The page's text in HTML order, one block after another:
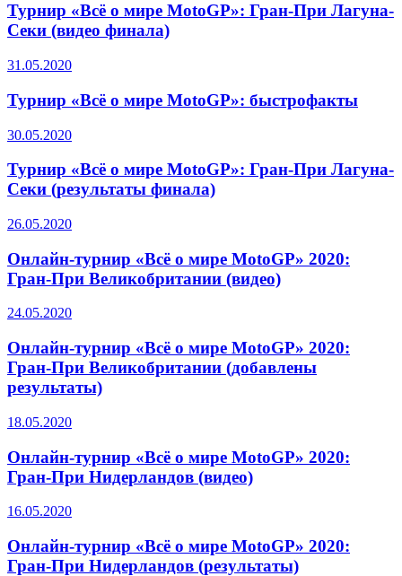
Турнир «Всё о мире MotoGP»: Гран-При Лагуна-
Секи (видео финала)
31.05.2020
Турнир «Всё о мире MotoGP»: быстрофакты
30.05.2020
Турнир «Всё о мире MotoGP»: Гран-При Лагуна-
Секи (результаты финала)
26.05.2020
Онлайн-турнир «Всё о мире MotoGP» 2020:
Гран-При Великобритании (видео)
24.05.2020
Онлайн-турнир «Всё о мире MotoGP» 2020:
Гран-При Великобритании (добавлены
результаты)
18.05.2020
Онлайн-турнир «Всё о мире MotoGP» 2020:
Гран-При Нидерландов (видео)
16.05.2020
Онлайн-турнир «Всё о мире MotoGP» 2020:
Гран-При Нидерландов (результаты)